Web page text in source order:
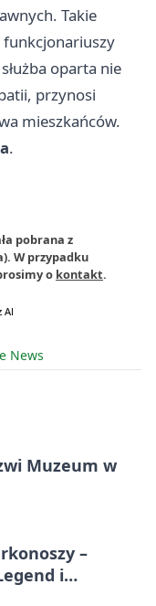
Takie
funkcjonariuszy
oparta nie
przynosi
mieszkańców.
.
pobrana z
W przypadku
o kontakt.
News
Muzeum w
–
i